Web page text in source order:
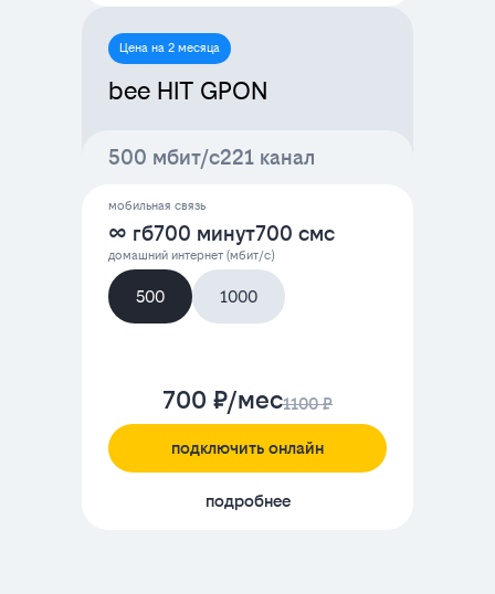
Цена на 2 месяца
bee HIT GPON
500 мбит/с221 канал
мобильная связь
∞ гб700 минут700 смс
домашний интернет (мбит/с)
500 1000
700 ₽/мес1100 ₽
подключить онлайн
подробнее